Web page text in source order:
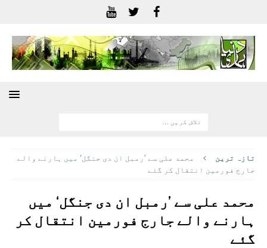
تازہ ترين
محمد علی سے ’رمبل ان دی جنگل‘ میں ہارنے والے
جارج فورمین انتقال کر گئے
محمد علی سے ’رمبل ان دی جنگل‘ میں
ہارنے والے جارج فورمین انتقال کر
گئے